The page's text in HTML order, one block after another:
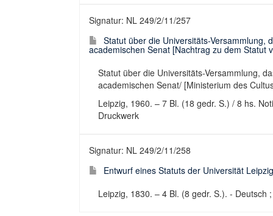
Signatur: NL 249/2/11/257
Statut über die Universitäts-Versammlung,
academischen Senat [Nachtrag zu dem Statut
Statut über die Universitäts-Versammlung,
academischen Senat/ [Ministerium des
Leipzig, 1960. – 7 Bl. (18 gedr. S.) / 8 hs.
Druckwerk
Signatur: NL 249/2/11/258
Entwurf eines Statuts der Universität
Leipzig, 1830. – 4 Bl. (8 gedr. S.). - Deutsch